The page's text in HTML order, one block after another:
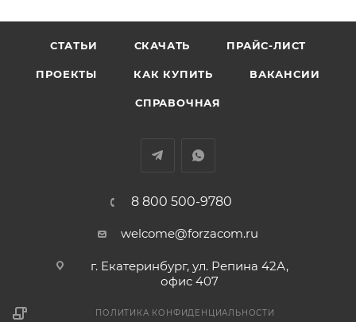
СТАТЬИ СКАЧАТЬ ПРАЙС-ЛИСТ
ПРОЕКТЫ КАК КУПИТЬ ВАКАНСИИ
СПРАВОЧНАЯ
8 800 500-9780
welcome@forzacom.ru
г. Екатеринбург, ул. Репина 42А,
офис 407
ПОЛИТИКА КОНФИДЕНЦИАЛЬНОСТИ